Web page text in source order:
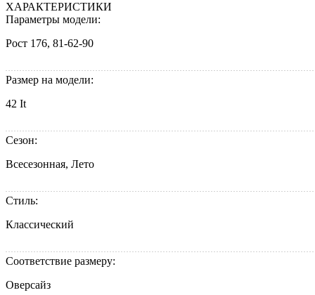
ХАРАКТЕРИСТИКИ
Параметры модели:
Рост 176, 81-62-90
Размер на модели:
42 It
Сезон:
Всесезонная, Лето
Стиль:
Классический
Соответствие размеру:
Оверсайз